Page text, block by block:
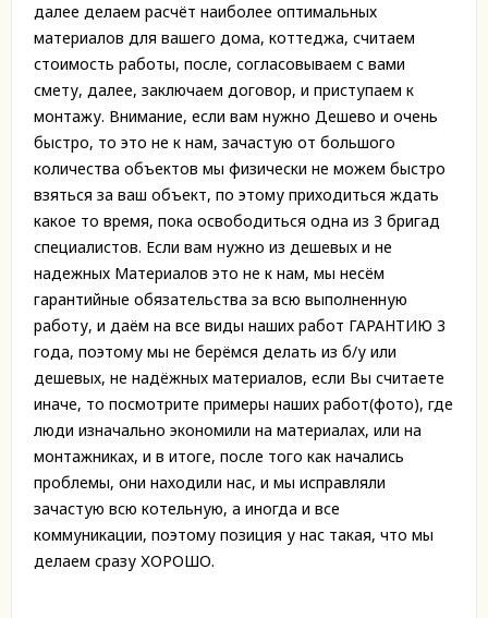
далее делаем расчёт наиболее оптимальных
материалов для вашего дома, коттеджа, считаем
стоимость работы, после, согласовываем с вами
смету, далее, заключаем договор, и приступаем к
монтажу. Внимание, если вам нужно Дешево и очень
быстро, то это не к нам, зачастую от большого
количества объектов мы физически не можем быстро
взяться за ваш объект, по этому приходиться ждать
какое то время, пока освободиться одна из 3 бригад
специалистов. Если вам нужно из дешевых и не
надежных Материалов это не к нам, мы несём
гарантийные обязательства за всю выполненную
работу, и даём на все виды наших работ ГАРАНТИЮ 3
года, поэтому мы не берёмся делать из б/у или
дешевых, не надёжных материалов, если Вы считаете
иначе, то посмотрите примеры наших работ(фото), где
люди изначально экономили на материалах, или на
монтажниках, и в итоге, после того как начались
проблемы, они находили нас, и мы исправляли
зачастую всю котельную, а иногда и все
коммуникации, поэтому позиция у нас такая, что мы
делаем сразу ХОРОШО.